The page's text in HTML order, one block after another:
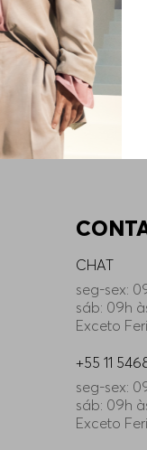
CHAT
seg-sex:
sáb: 09h
Exceto
+55 11
seg-sex:
sáb: 09h
Exceto